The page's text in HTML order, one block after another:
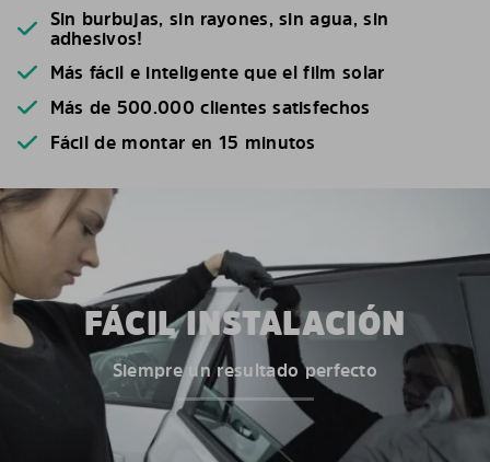
Sin burbujas, sin rayones, sin agua, sin
adhesivos!
Más fácil e inteligente que el film solar
Más de 500.000 clientes satisfechos
Fácil de montar en 15 minutos
FÁCIL INSTALACIÓN
Siempre un resultado perfecto